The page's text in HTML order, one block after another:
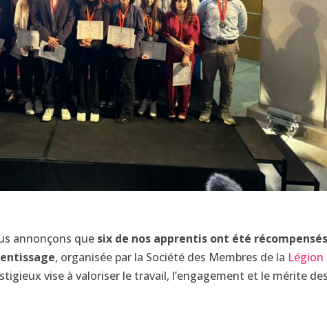
annonçons que six de nos apprentis ont été
, organisée par la Société des Membres de la Légion
vise à valoriser le travail, l’engagement et le mérite